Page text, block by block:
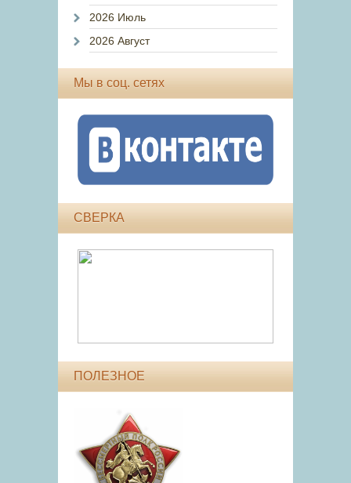
2026 Июль
2026 Август
Мы в соц. сетях
СВЕРКА
ПОЛЕЗНОЕ